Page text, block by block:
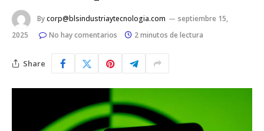
Bycorp@blsindustriaytecnologia.com
septiembre 15,
2025
No hay comentarios 2 minutos de lectura
Share